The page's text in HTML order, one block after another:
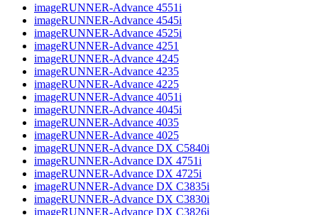
imageRUNNER-Advance 4551i
imageRUNNER-Advance 4545i
imageRUNNER-Advance 4525i
imageRUNNER-Advance 4251
imageRUNNER-Advance 4245
imageRUNNER-Advance 4235
imageRUNNER-Advance 4225
imageRUNNER-Advance 4051i
imageRUNNER-Advance 4045i
imageRUNNER-Advance 4035
imageRUNNER-Advance 4025
imageRUNNER-Advance DX C5840i
imageRUNNER-Advance DX 4751i
imageRUNNER-Advance DX 4725i
imageRUNNER-Advance DX C3835i
imageRUNNER-Advance DX C3830i
imageRUNNER-Advance DX C3826i